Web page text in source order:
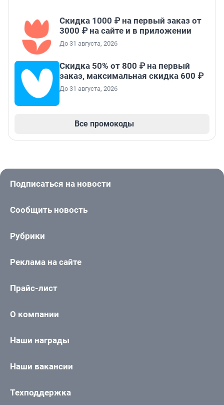
Скидка 1000 ₽ на первый заказ от
3000 ₽ на сайте и в приложении
До 31 августа, 2026
Скидка 50% от 800 ₽ на первый
заказ, максимальная скидка 600 ₽
До 31 августа, 2026
Все промокоды
Подписаться на новости
Сообщить новость
Рубрики
Реклама на сайте
Прайс-лист
О компании
Наши награды
Наши вакансии
Техподдержка